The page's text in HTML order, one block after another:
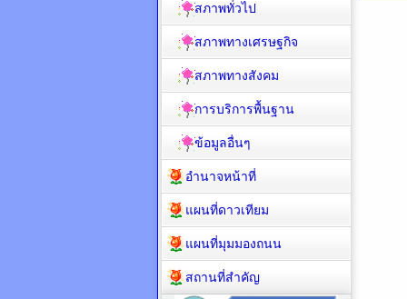
สภาพทั่วไป
สภาพทางเศรษฐกิจ
สภาพทางสังคม
การบริการพื้นฐาน
ข้อมูลอื่นๆ
อำนาจหน้าที่
แผนที่ดาวเทียม
แผนที่มุมมองถนน
สถานที่สำคัญ